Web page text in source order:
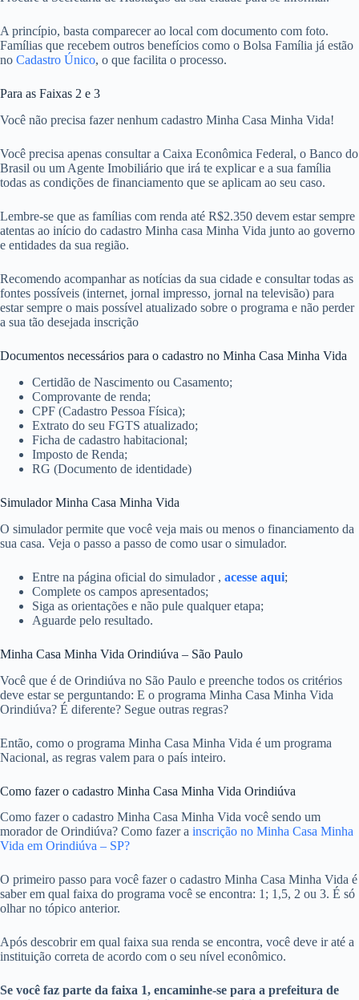
A princípio, basta comparecer ao local com documento com foto.
Famílias que recebem outros benefícios como o Bolsa Família já estão
no Cadastro Único, o que facilita o processo.
Para as Faixas 2 e 3
Você não precisa fazer nenhum cadastro Minha Casa Minha Vida!
Você precisa apenas consultar a Caixa Econômica Federal, o Banco do
Brasil ou um Agente Imobiliário que irá te explicar e a sua família
todas as condições de financiamento que se aplicam ao seu caso.
Lembre-se que as famílias com renda até R$2.350 devem estar sempre
atentas ao início do cadastro Minha casa Minha Vida junto ao governo
e entidades da sua região.
Recomendo acompanhar as notícias da sua cidade e consultar todas as
fontes possíveis (internet, jornal impresso, jornal na televisão) para
estar sempre o mais possível atualizado sobre o programa e não perder
a sua tão desejada inscrição
Documentos necessários para o cadastro no Minha Casa Minha Vida
Certidão de Nascimento ou Casamento;
Comprovante de renda;
CPF (Cadastro Pessoa Física);
Extrato do seu FGTS atualizado;
Ficha de cadastro habitacional;
Imposto de Renda;
RG (Documento de identidade)
Simulador Minha Casa Minha Vida
O simulador permite que você veja mais ou menos o financiamento da
sua casa. Veja o passo a passo de como usar o simulador.
Entre na página oficial do simulador , acesse aqui;
Complete os campos apresentados;
Siga as orientações e não pule qualquer etapa;
Aguarde pelo resultado.
Minha Casa Minha Vida Orindiúva – São Paulo
Você que é de Orindiúva no São Paulo e preenche todos os critérios
deve estar se perguntando: E o programa Minha Casa Minha Vida
Orindiúva? É diferente? Segue outras regras?
Então, como o programa Minha Casa Minha Vida é um programa
Nacional, as regras valem para o país inteiro.
Como fazer o cadastro Minha Casa Minha Vida Orindiúva
Como fazer o cadastro Minha Casa Minha Vida você sendo um
morador de Orindiúva? Como fazer a inscrição no Minha Casa Minha
Vida em Orindiúva – SP?
O primeiro passo para você fazer o cadastro Minha Casa Minha Vida é
saber em qual faixa do programa você se encontra: 1; 1,5, 2 ou 3. É só
olhar no tópico anterior.
Após descobrir em qual faixa sua renda se encontra, você deve ir até a
instituição correta de acordo com o seu nível econômico.
Se você faz parte da faixa 1, encaminhe-se para a prefeitura de